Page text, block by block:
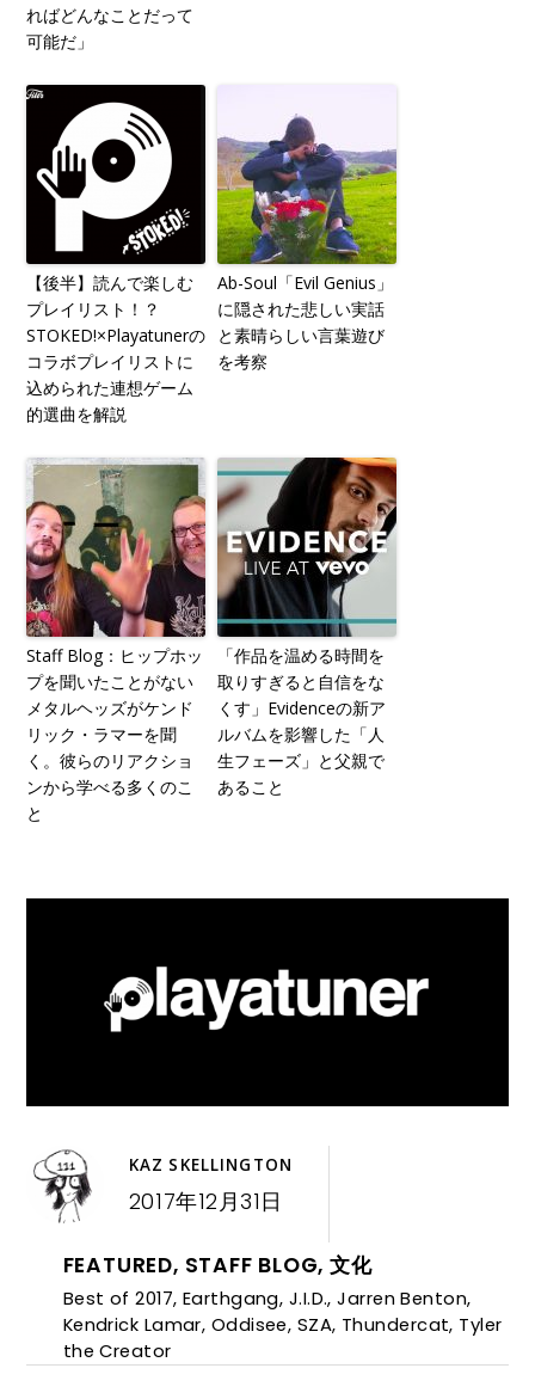
ればどんなことだって
可能だ」
【後半】読んで楽しむ
プレイリスト！？
STOKED!×Playatunerの
コラボプレイリストに
込められた連想ゲーム
的選曲を解説
Ab-Soul「Evil Genius」
に隠された悲しい実話
と素晴らしい言葉遊び
を考察
Staff Blog：ヒップホッ
プを聞いたことがない
メタルヘッズがケンド
リック・ラマーを聞
く。彼らのリアクショ
ンから学べる多くのこ
と
「作品を温める時間を
取りすぎると自信をな
くす」Evidenceの新ア
ルバムを影響した「人
生フェーズ」と父親で
あること
KAZ SKELLINGTON
2017年12月31日
FEATURED, STAFF BLOG, 文化
Best of 2017, Earthgang, J.I.D.,Jarren Benton,
Kendrick Lamar, Oddisee, SZA, Thundercat, Tyler
the Creator